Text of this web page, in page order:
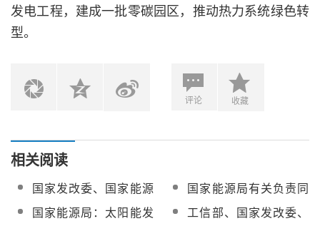
发电工程，建成一批零碳园区，推动热力系统绿色转
型。
评论 收藏
相关阅读
国家发改委、国家能源
局：关于促进光热发电
规模化发展的若干意见
国家能源局有关负责同
志就《关于促进光热发
电规模化发展的若干意
国家能源局：太阳能发
工信部、国家发改委、